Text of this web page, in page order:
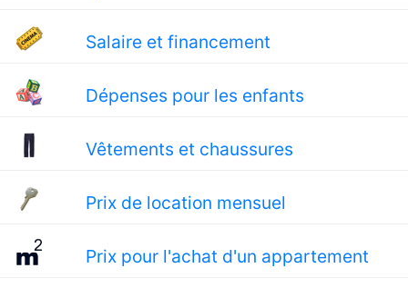
Salaire et financement
Dépenses pour les enfants
Vêtements et chaussures
Prix de location mensuel
Prix pour l'achat d'un appartement